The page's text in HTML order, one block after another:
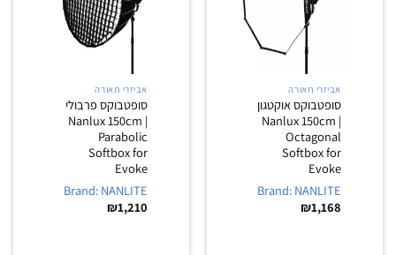
אביזרי תאורה
סופטבוקס אוקטגון
Nanlux 150cm |
Octagonal
Softbox for
Evoke
Brand: NANLITE
₪1,168
אביזרי תאורה
סופטבוקס פרבולי
Nanlux 150cm |
Parabolic
Softbox for
Evoke
Brand: NANLITE
₪1,210